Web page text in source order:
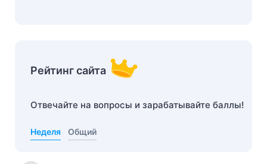
Рейтинг сайта
Отвечайте на вопросы и зарабатывайте баллы!
Неделя Общий